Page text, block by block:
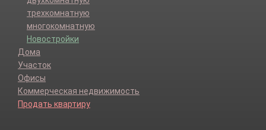
трехкомнатную
многокомнатную
Новостройки
Дома
Участок
Офисы
Коммерческая недвижимость
Продать квартиру